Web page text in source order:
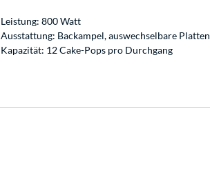
Leistung: 800 Watt
Ausstattung: Backampel, auswechselbare Platten
Kapazität: 12 Cake-Pops pro Durchgang